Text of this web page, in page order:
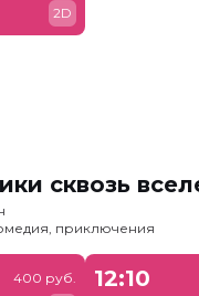
2D
сквозь
приключения
400 руб.
12:10